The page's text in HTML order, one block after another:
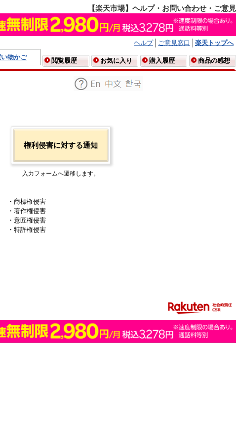
【楽天市場】ヘルプ・お問い合わせ・ご意見
ヘルプ ご意見窓口
楽天トップへ
い物かご
閲覧履歴 お気に入り 購入履歴 商品の感想
権利侵害に対する通知
入力フォームへ遷移します。
・商標権侵害
・著作権侵害
・意匠権侵害
・特許権侵害